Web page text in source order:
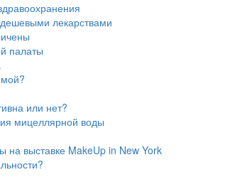
лекарствами
палаты
или нет?
мицеллярной воды
на выставке MakeUp in New York